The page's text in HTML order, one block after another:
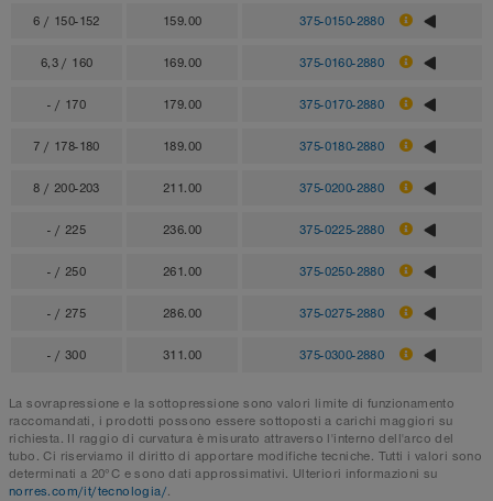
6 / 150-152 159.00 375-0150-2880
6,3 / 160 169.00 375-0160-2880
- / 170 179.00 375-0170-2880
7 / 178-180 189.00 375-0180-2880
8 / 200-203 211.00 375-0200-2880
- / 225 236.00 375-0225-2880
- / 250 261.00 375-0250-2880
- / 275 286.00 375-0275-2880
- / 300 311.00 375-0300-2880
La sovrapressione e la sottopressione sono valori limite di funzionamento
raccomandati, i prodotti possono essere sottoposti a carichi maggiori su
richiesta. Il raggio di curvatura è misurato attraverso l'interno dell'arco del
tubo. Ci riserviamo il diritto di apportare modifiche tecniche. Tutti i valori sono
determinati a 20°C e sono dati approssimativi. Ulteriori informazioni su
norres.com/it/tecnologia/.